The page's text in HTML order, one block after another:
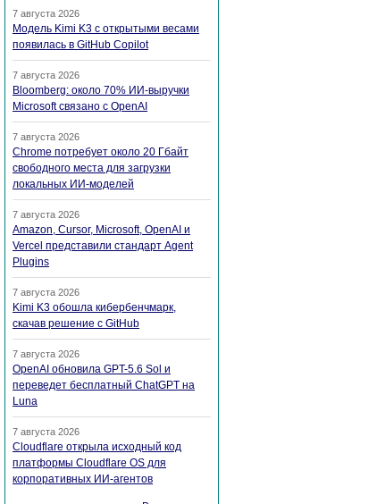
7 августа 2026
Модель Kimi K3 с открытыми весами
появилась в GitHub Copilot
7 августа 2026
Bloomberg: около 70% ИИ-выручки
Microsoft связано с OpenAI
7 августа 2026
Chrome потребует около 20 Гбайт
свободного места для загрузки
локальных ИИ-моделей
7 августа 2026
Amazon, Cursor, Microsoft, OpenAI и
Vercel представили стандарт Agent
Plugins
7 августа 2026
Kimi K3 обошла кибербенчмарк,
скачав решение с GitHub
7 августа 2026
OpenAI обновила GPT-5.6 Sol и
переведет бесплатный ChatGPT на
Luna
7 августа 2026
Cloudflare открыла исходный код
платформы Cloudflare OS для
корпоративных ИИ-агентов